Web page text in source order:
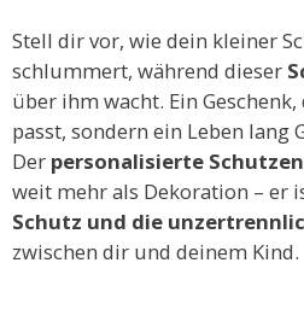
Stell dir vor, wie dein kleiner
schlummert, während dieser
über ihm wacht. Ein
passt, sondern ein Leben lang
Der personalisierte
weit mehr als Dekoration – er
Schutz und die
zwischen dir und deinem Kind.